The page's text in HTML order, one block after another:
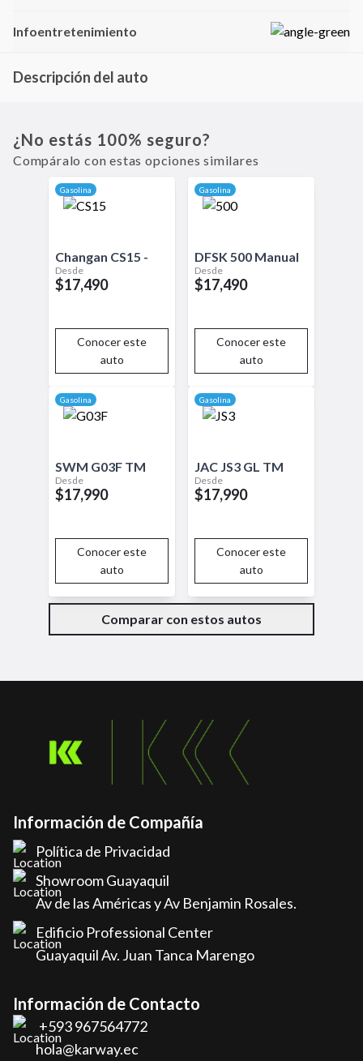
Infoentretenimiento
Descripción del auto
pantalla táctil de 8 pulgadas y conectividad Bluetooth, que facilitan la
experiencia de conducción.
¿No estás 100% seguro?
Compáralo con estas opciones similares
Gasolina
Changan CS15 -
Desde
$17,490
Conocer este
auto
Gasolina
DFSK 500 Manual
Desde
$17,490
Conocer este
auto
Gasolina
SWM G03F TM
Desde
$17,990
Conocer este
auto
Gasolina
JAC JS3 GL TM
Desde
$17,990
Conocer este
auto
Comparar con estos autos
Información de Compañía
Política de Privacidad
Showroom Guayaquil
Av de las Américas y Av Benjamin Rosales.
Edificio Professional Center
Guayaquil Av. Juan Tanca Marengo
Información de Contacto
+593 967564772
hola@karway.ec